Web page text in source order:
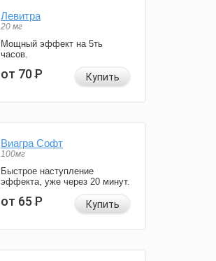
Левитра
20 мг
Мощный эффект на 5ть
часов.
от 70Р Купить
Виагра Софт
100мг
Быстрое наступление
эффекта, уже через 20 минут.
от 65Р Купить